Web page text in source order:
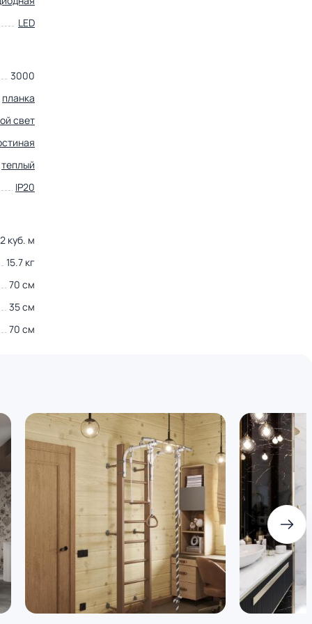
LED
3000
планка
свет
теплый
IP20
куб. м
15.7 кг
70 см
35 см
70 см